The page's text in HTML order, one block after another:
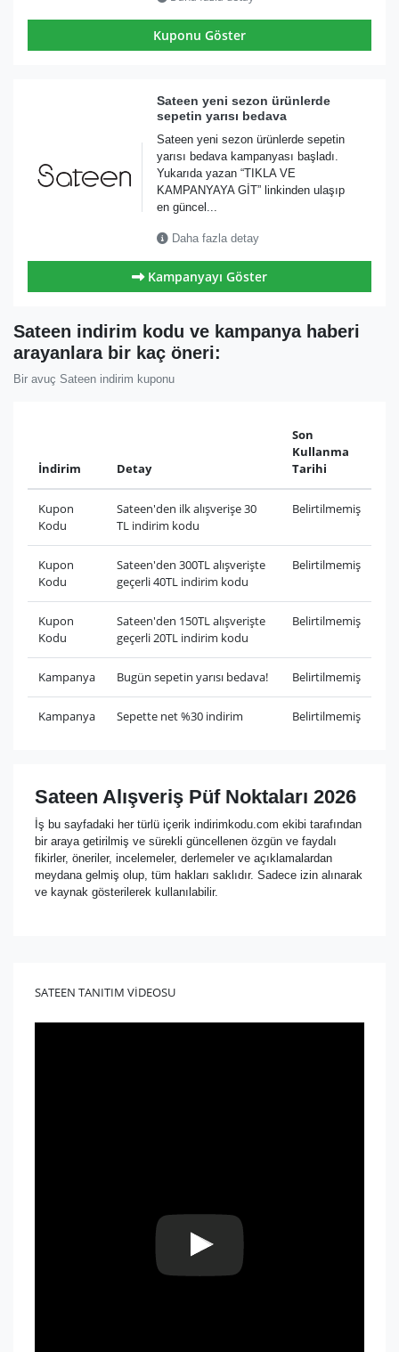
Kuponu Göster
Sateen yeni sezon ürünlerde
sepetin yarısı bedava
Sateen yeni sezon ürünlerde sepetin
yarısı bedava kampanyası başladı.
Yukarıda yazan “TIKLA VE
KAMPANYAYA GİT” linkinden ulaşıp
en güncel...
Daha fazla detay
Kampanyayı Göster
Sateen indirim kodu ve kampanya haberi
arayanlara bir kaç öneri:
Bir avuç Sateen indirim kuponu
İndirim Detay
Son
Kullanma
Tarihi
Kupon
Kodu
Sateen'den ilk alışverişe 30
TL indirim kodu
Belirtilmemiş
Kupon
Kodu
Sateen'den 300TL alışverişte
geçerli 40TL indirim kodu
Belirtilmemiş
Kupon
Kodu
Sateen'den 150TL alışverişte
geçerli 20TL indirim kodu
Belirtilmemiş
Kampanya Bugün sepetin yarısı bedava! Belirtilmemiş
Kampanya Sepette net %30 indirim Belirtilmemiş
Sateen Alışveriş Püf Noktaları 2026
İş bu sayfadaki her türlü içerik indirimkodu.com ekibi tarafından
bir araya getirilmiş ve sürekli güncellenen özgün ve faydalı
fikirler, öneriler, incelemeler, derlemeler ve açıklamalardan
meydana gelmiş olup, tüm hakları saklıdır. Sadece izin alınarak
ve kaynak gösterilerek kullanılabilir.
SATEEN TANITIM VİDEOSU